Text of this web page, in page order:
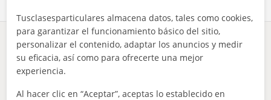
¿Hay algún error en este perfil? Cuéntanos
Tus clases particulares
Tusclasesparticulares almacena datos, tales como cookies,
para garantizar el funcionamiento básico del sitio,
personalizar el contenido, adaptar los anuncios y medir
su eficacia, así como para ofrecerte una mejor
experiencia.
Al hacer clic en “Aceptar”, aceptas lo establecido en